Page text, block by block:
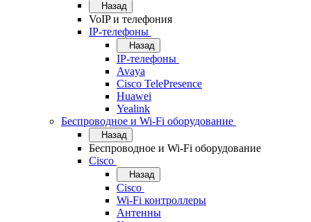
Назад
VoIP и телефония
IP-телефоны
Назад
IP-телефоны
Avaya
Cisco TelePresence
Huawei
Yealink
Беспроводное и Wi-Fi оборудование
Назад
Беспроводное и Wi-Fi оборудование
Cisco
Назад
Cisco
Wi-Fi контроллеры
Антенны